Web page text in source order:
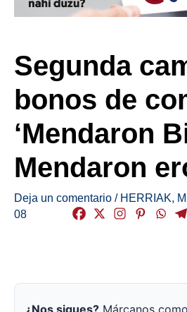
Segunda
bonos de
‘Mendaron
Mendaron
Deja un comentario / HERRIAK,
08